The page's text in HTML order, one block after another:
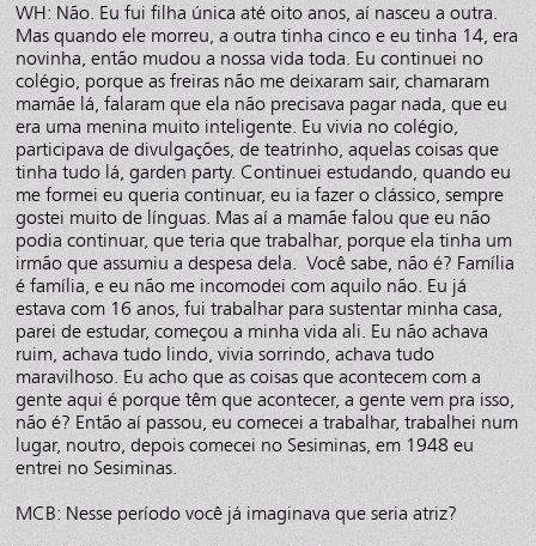
WH: Não. Eu fui filha única até oito anos, aí nasceu a outra.
Mas quando ele morreu, a outra tinha cinco e eu tinha 14, era
novinha, então mudou a nossa vida toda. Eu continuei no
colégio, porque as freiras não me deixaram sair, chamaram
mamãe lá, falaram que ela não precisava pagar nada, que eu
era uma menina muito inteligente. Eu vivia no colégio,
participava de divulgações, de teatrinho, aquelas coisas que
tinha tudo lá, garden party. Continuei estudando, quando eu
me formei eu queria continuar, eu ia fazer o clássico, sempre
gostei muito de línguas. Mas aí a mamãe falou que eu não
podia continuar, que teria que trabalhar, porque ela tinha um
irmão que assumiu a despesa dela. Você sabe, não é? Família
é família, e eu não me incomodei com aquilo não. Eu já
estava com 16 anos, fui trabalhar para sustentar minha casa,
parei de estudar, começou a minha vida ali. Eu não achava
ruim, achava tudo lindo, vivia sorrindo, achava tudo
maravilhoso. Eu acho que as coisas que acontecem com a
gente aqui é porque têm que acontecer, a gente vem pra isso,
não é? Então aí passou, eu comecei a trabalhar, trabalhei num
lugar, noutro, depois comecei no Sesiminas, em 1948 eu
entrei no Sesiminas.
MCB: Nesse período você já imaginava que seria atriz?